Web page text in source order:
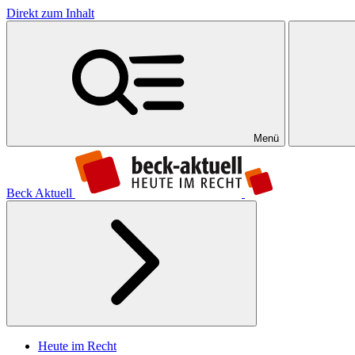
Direkt zum Inhalt
Menü
Beck Aktuell
Heute im Recht